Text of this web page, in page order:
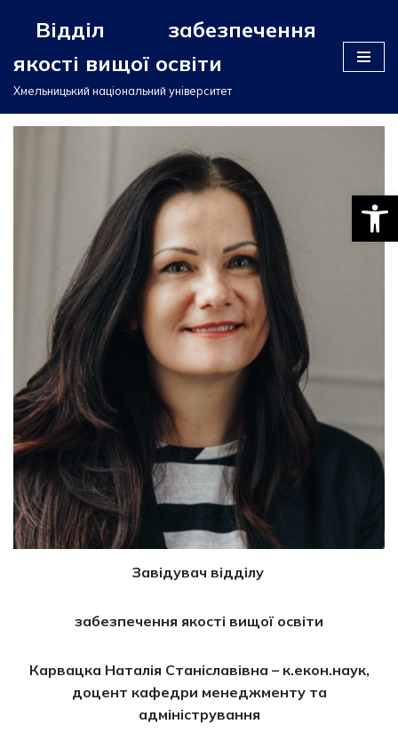
до
вмісту
Відділ забезпечення
якості вищої освіти
Хмельницький національний університет
Завідувач відділу
забезпечення якості вищої освіти
Карвацка Наталія Станіславівна – к.екон.наук,
доцент кафедри менеджменту та
адміністрування